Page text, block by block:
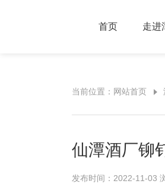
首页 走进
当前位置： 网站首页
仙潭酒厂铆
发布时间：2022-11-03